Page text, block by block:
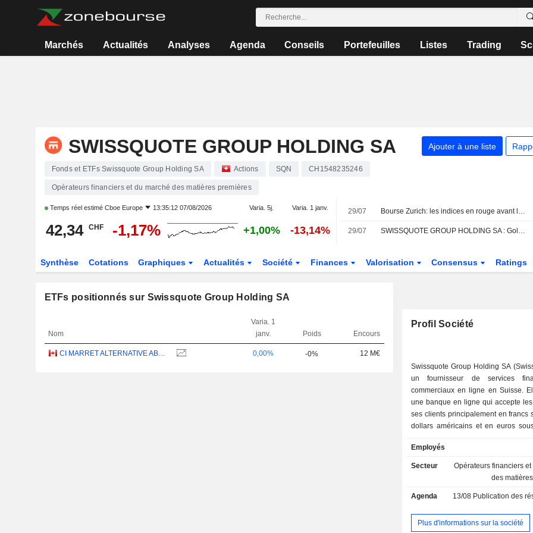
Marchés Actualités Analyses Agenda Conseils Portefeuilles Listes Trading
SWISSQUOTE GROUP HOLDING SA Ajouter à une liste
Fonds et ETFs Swissquote Group Holding SA Actions SQN CH1548235246
Opérateurs financiers et du marché des matières premières
Temps réel estimé Cboe Europe 13:35:12 07/08/2026 Varia. 5j. Varia. 1 janv.
42,34 CHF -1,17% +1,00% -13,14%
29/07 Bourse Zurich: les indices en rouge avant la Fed et les géants de la tech
29/07 SWISSQUOTE GROUP HOLDING SA : Goldman Sachs passe à l'achat
Synthèse Cotations Graphiques Actualités Société Finances Valorisation Consensus Ratings
ETFs positionnés sur Swissquote Group Holding SA
Nom
Varia. 1
janv.
Poids Encours
CI MARRET ALTERNATIVE ABSOLUTE RETURN BOND ETF - CAD 0,00% -0% 12 M€
Profil Société
Swissquote Group Holding SA
un fournisseur de services
commerciaux en ligne en Suisse.
une banque en ligne qui accepte
ses clients principalement en francs
dollars américains et en euros
électroniques sur des actions, des
options, des warrants et des
monde entier. Swissquote propose
investisseurs autonomes et aux
des opérations de change, des prêts
Employés
Secteur
Opérateurs financiers et
des
Agenda 13/08 Publication des résultats
Plus d'informations sur la société